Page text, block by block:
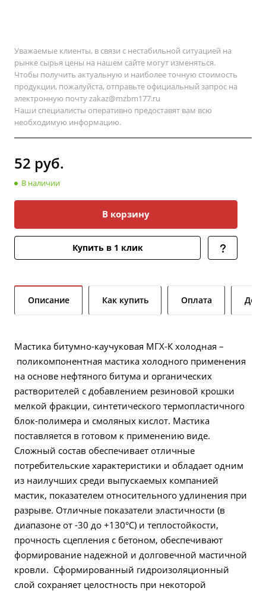
Уважаемые клиенты, в связи с нестабильной ситуацией на
рынке сырья цены на нашем сайте могут изменяться.
Чтобы получить актуальную и наиболее точную стоимость
продукции, пожалуйста, отправьте официальный запрос на
электронную почтуzakaz@mzbm177.ru
Наши специалисты оперативно предоставят вам всю
необходимую информацию.
52 руб.
В наличии
В корзину
Купить в 1 клик
Описание Как купить Оплата
Мастика битумно-каучуковая МГХ-К холодная –
поликомпонентная мастика холодного применения
на основе нефтяного битума и органических
растворителей с добавлением резиновой крошки
мелкой фракции, синтетического термопластичного
блок-полимера и смоляных кислот. Мастика
поставляется в готовом к применению виде.
Сложный состав обеспечивает отличные
потребительские характеристики и обладает одним
из наилучших среди выпускаемых компанией
мастик, показателем относительного удлинения при
разрыве. Отличные показатели эластичности (в
диапазоне от -30 до +130°С) и теплостойкости,
прочность сцепления с бетоном, обеспечивают
формирование надежной и долговечной мастичной
кровли. Сформированный гидроизоляционный
слой сохраняет целостность при некоторой